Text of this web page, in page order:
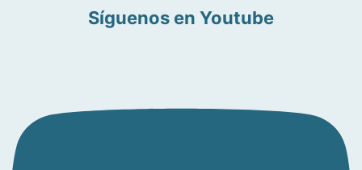
Síguenos en Youtube